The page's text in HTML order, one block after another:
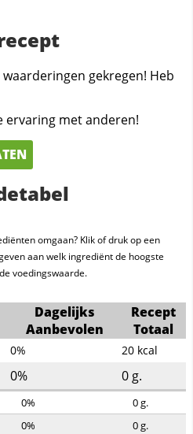
gekregen! Heb
ervaring met anderen!
omgaan? Klik of druk op een
aan welk ingrediënt de hoogste
voedingswaarde.
Dagelijks
Aanbevolen
Recept
Totaal
0% 20 kcal
0% 0 g.
0% 0g.
0% 0g.